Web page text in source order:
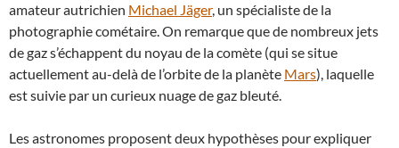
amateur autrichien Michael Jäger, un spécialiste de la
photographie cométaire. On remarque que de nombreux jets
de gaz s’échappent du noyau de la comète (qui se situe
actuellement au-delà de l’orbite de la planète Mars), laquelle
est suivie par un curieux nuage de gaz bleuté.
Les astronomes proposent deux hypothèses pour expliquer